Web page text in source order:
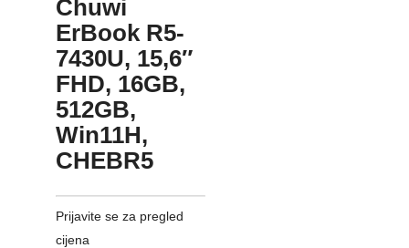
Chuwi
ErBook R5-
7430U, 15,6″
FHD, 16GB,
512GB,
Win11H,
CHEBR5
Prijavite se za pregled
cijena